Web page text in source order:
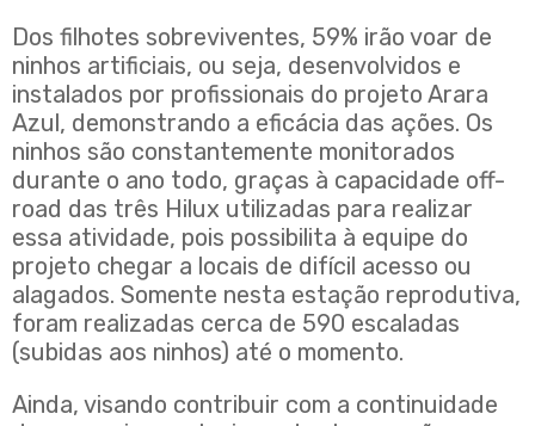
Dos filhotes sobreviventes, 59% irão voar de
ninhos artificiais, ou seja, desenvolvidos e
instalados por profissionais do projeto Arara
Azul, demonstrando a eficácia das ações. Os
ninhos são constantemente monitorados
durante o ano todo, graças à capacidade off-
road das três Hilux utilizadas para realizar
essa atividade, pois possibilita à equipe do
projeto chegar a locais de difícil acesso ou
alagados. Somente nesta estação reprodutiva,
foram realizadas cerca de 590 escaladas
(subidas aos ninhos) até o momento.
Ainda, visando contribuir com a continuidade